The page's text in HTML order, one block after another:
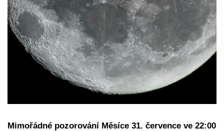
Mimořádné pozorování Měsíce 31. července ve 22:00